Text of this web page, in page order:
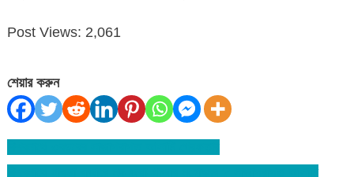
Post Views: 2,061
শেয়ার করুন
Post